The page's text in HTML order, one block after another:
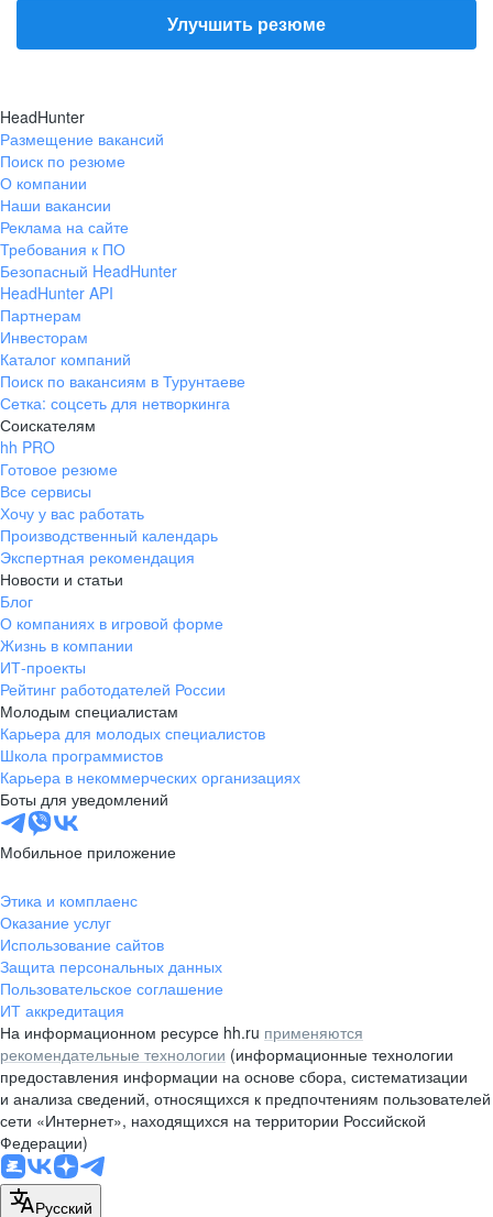
Улучшить резюме
HeadHunter
Размещение вакансий
Поиск по резюме
О компании
Наши вакансии
Реклама на сайте
Требования к ПО
Безопасный HeadHunter
HeadHunter API
Партнерам
Инвесторам
Каталог компаний
Поиск по вакансиям в Турунтаеве
Сетка: соцсеть для нетворкинга
Соискателям
hh PRO
Готовое резюме
Все сервисы
Хочу у вас работать
Производственный календарь
Экспертная рекомендация
Новости и статьи
Блог
О компаниях в игровой форме
Жизнь в компании
ИТ-проекты
Рейтинг работодателей России
Молодым специалистам
Карьера для молодых специалистов
Школа программистов
Карьера в некоммерческих организациях
Боты для уведомлений
Мобильное приложение
Этика и комплаенс
Оказание услуг
Использование сайтов
Защита персональных данных
Пользовательское соглашение
ИТ аккредитация
На информационном ресурсе hh.ru применяются
рекомендательные технологии (информационные технологии
предоставления информации на основе сбора, систематизации
и анализа сведений, относящихся к предпочтениям пользователей
сети «Интернет», находящихся на территории Российской
Федерации)
Русский